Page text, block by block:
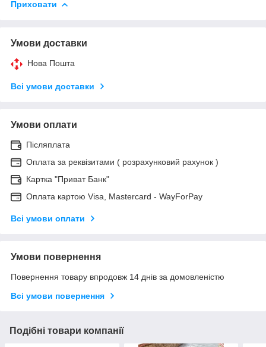
Приховати
Умови доставки
Нова Пошта
Всі умови доставки
Умови оплати
Післяплата
Оплата за реквізитами ( розрахунковий рахунок )
Картка "Приват Банк"
Оплата картою Visa, Mastercard - WayForPay
Всі умови оплати
Умови повернення
Повернення товару впродовж 14 днів за домовленістю
Всі умови повернення
Подібні товари компанії